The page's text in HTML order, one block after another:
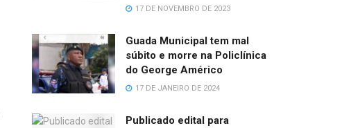
17 DE NOVEMBRO DE 2023
Guada Municipal tem mal
súbito e morre na Policlínica
do George Américo
17 DE JANEIRO DE 2024
Publicado edital para